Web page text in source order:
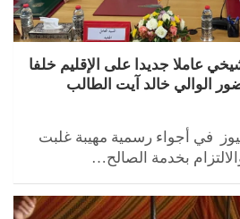
عاملا جديدا على الإقليم خلفا
الوالي خالد آيت الطالب
في أجواء رسمية مهيبة غلبت
بخدمة الصالح…